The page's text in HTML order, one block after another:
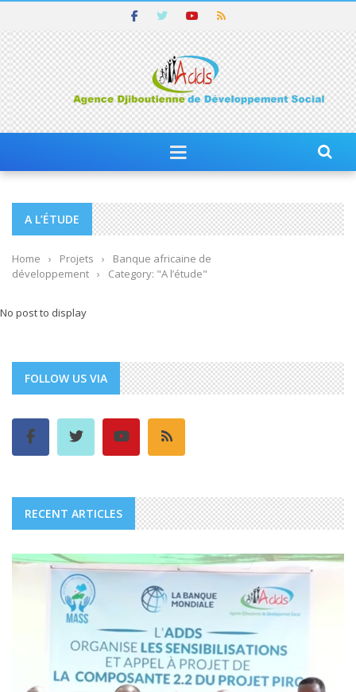
A L’ÉTUDE
Home › Projets ›
Banque africaine de
développement › Category: "A l’étude"
No post to display
FOLLOW US VIA
RECENT ARTICLES